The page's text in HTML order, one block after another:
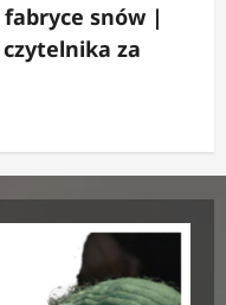
fabryce snów |
za